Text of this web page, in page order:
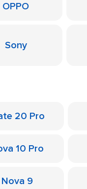
OPPO
Sony
20 Pro
10 Pro
Nova 9